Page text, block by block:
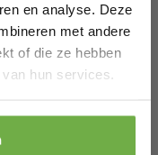
en analyse. Deze
met andere
of die ze hebben
hun services.
x 114 cm
jarig bent